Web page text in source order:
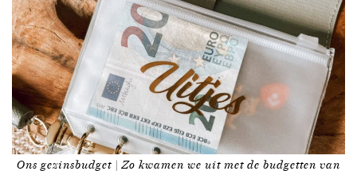
Ons gezinsbudget | Zo kwamen we uit met de budgetten van